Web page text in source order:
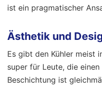
ist ein pragmatischer
Ästhetik und
Es gibt den Kühler meist
super für Leute, die
Beschichtung ist